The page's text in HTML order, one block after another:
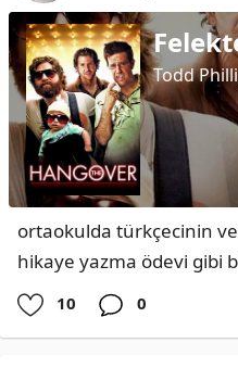
Todd
ortaokulda türkçecinin
hikaye yazma ödevi gibi
10 0